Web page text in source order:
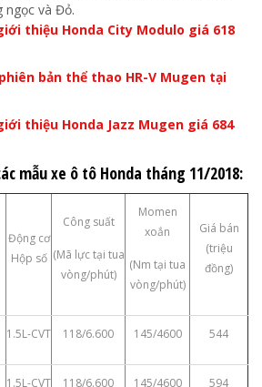
ngọc và Đỏ.
thiệu Honda City Modulo giá 618
bản thể thao HR-V Mugen tại
thiệu Honda Jazz Mugen giá 684
mẫu xe ô tô Honda tháng 11/2018:
Động cơ
Hộp số
Công suất
(Mã lực tại tua
vòng/phút)
Momen
xoắn
(Nm tại tua
vòng/phút)
Giá bán
(triệu
đồng)
1.5L-CVT 118/6.600 145/4600 544
1.5L-CVT 118/6.600 145/4600 594